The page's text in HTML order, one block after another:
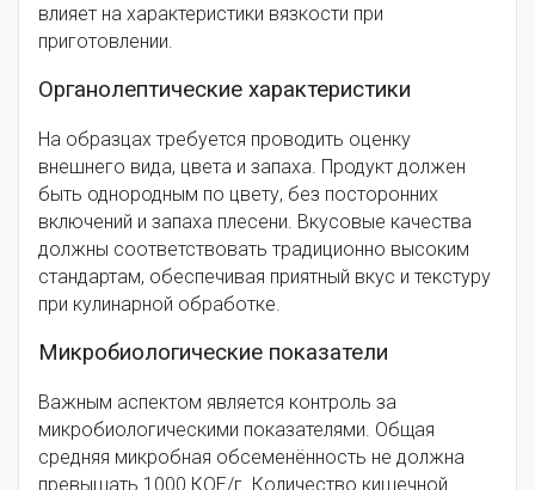
влияет на характеристики вязкости при
приготовлении.
Органолептические характеристики
На образцах требуется проводить оценку
внешнего вида, цвета и запаха. Продукт должен
быть однородным по цвету, без посторонних
включений и запаха плесени. Вкусовые качества
должны соответствовать традиционно высоким
стандартам, обеспечивая приятный вкус и текстуру
при кулинарной обработке.
Микробиологические показатели
Важным аспектом является контроль за
микробиологическими показателями. Общая
средняя микробная обсеменённость не должна
превышать 1000 КОЕ/г. Количество кишечной